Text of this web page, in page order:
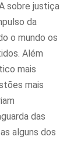
sobre justiça
da
o mundo os
Além
mais
mais
das
alguns dos